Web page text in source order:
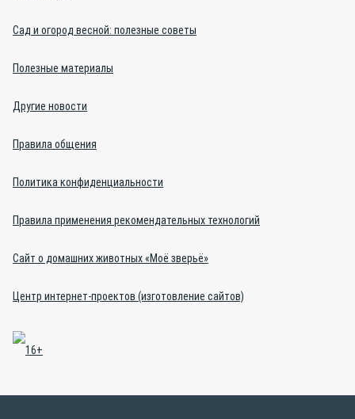
Сад и огород весной: полезные советы
Полезные материалы
Другие новости
Правила общения
Политика конфиденциальности
Правила применения рекомендательных технологий
Сайт о домашних животных «Моё зверьё»
Центр интернет-проектов (изготовление сайтов)